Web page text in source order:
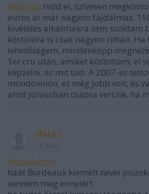
@shiraz: hidd el, szívesen
eurós ár már nagyon fájdalmas.
kivételes alkalmakra sem szoktam
kóstolóra is csak nagyon ritkán. Ha
lehetőségem, mindenképp
1er cru után, amiket kóstoltam, el
képzelni, ez mit tud. A 2007-es
mondovinón, ez még jobb volt, és
amit júniusban csapra verünk, ha
shiraz
@dagadtos:
háát Bordeaux kiemelt nevei
venném meg ennyiért.